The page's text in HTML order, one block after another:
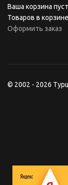
Ваша корзина
Товаров в корзине
Оформить заказ
© 2002 - 2026